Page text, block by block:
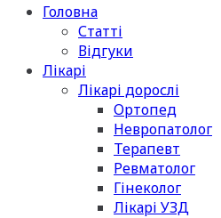
Головна
Статті
Відгуки
Лікарі
Лікарі дорослі
Ортопед
Невропатолог
Терапевт
Ревматолог
Гінеколог
Лікарі УЗД